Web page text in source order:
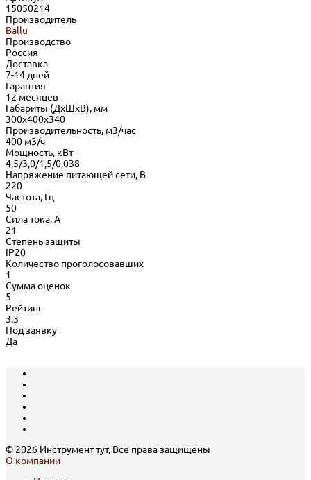
15050214
Производитель
Ballu
Производство
Россия
Доставка
7-14 дней
Гарантия
12 месяцев
Габариты (ДхШхВ), мм
300х400х340
Производительность, м3/час
400 м3/ч
Мощность, кВт
4,5/3,0/1,5/0,038
Напряжение питающей сети, В
220
Частота, Гц
50
Сила тока, А
21
Степень защиты
IP20
Количество проголосовавших
1
Сумма оценок
5
Рейтинг
3.3
Под заявку
Да
© 2026 Инструмент тут, Все права защищены
О компании